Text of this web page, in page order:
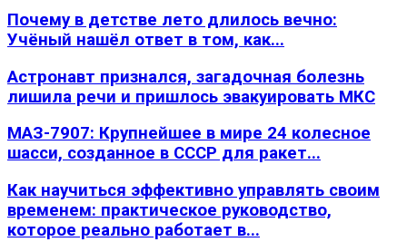
Почему в детстве лето длилось вечно:
Учёный нашёл ответ в том, как...
Астронавт признался, загадочная болезнь
лишила речи и пришлось эвакуировать МКС
МАЗ-7907: Крупнейшее в мире 24 колесное
шасси, созданное в СССР для ракет...
Как научиться эффективно управлять своим
временем: практическое руководство,
которое реально работает в...